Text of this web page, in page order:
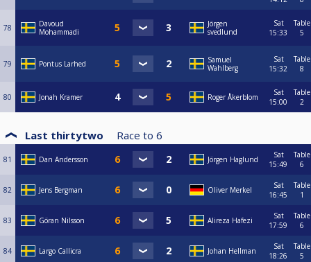
78
Davoud
Mohammadi
Jörgen
svedlund
Sat
15:33
Table
5
79 Pontus Larhed
Samuel
Wahlberg
Sat
15:32
Table
8
80 Jonah Kramer Roger Åkerblom
Sat
15:00
Table
2
Last thirtytwo Race to 6
81 Dan Andersson Jörgen Haglund
Sat
15:49
Table
6
82 Jens Bergman Oliver Merkel
Sat
16:45
Table
1
83 Göran Nilsson Alireza Hafezi
Sat
17:59
Table
6
84 Largo Callicra Johan Hellman
Sat
18:26
Table
5